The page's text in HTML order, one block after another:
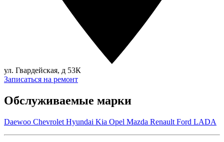
ул. Гвардейская, д 53К
Записаться на ремонт
Обслуживаемые марки
Daewoo Chevrolet Hyundai Kia Opel Mazda Renault Ford LADA